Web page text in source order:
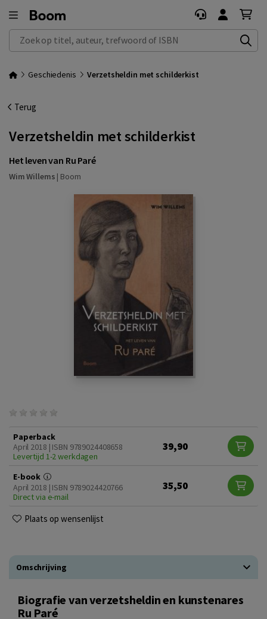
Zoek op titel, auteur, trefwoord of ISBN
Geschiedenis Verzetsheldin met schilderkist
Terug
Verzetsheldin met schilderkist
Het leven van Ru Paré
Wim Willems | Boom
Paperback
April 2018 | ISBN 9789024408658
Levertijd 1-2 werkdagen
39,90
E-book
April 2018 | ISBN 9789024420766
Direct via e-mail
35,50
Plaats op wensenlijst
Omschrijving
Biografie van verzetsheldin en kunstenares
Ru Paré